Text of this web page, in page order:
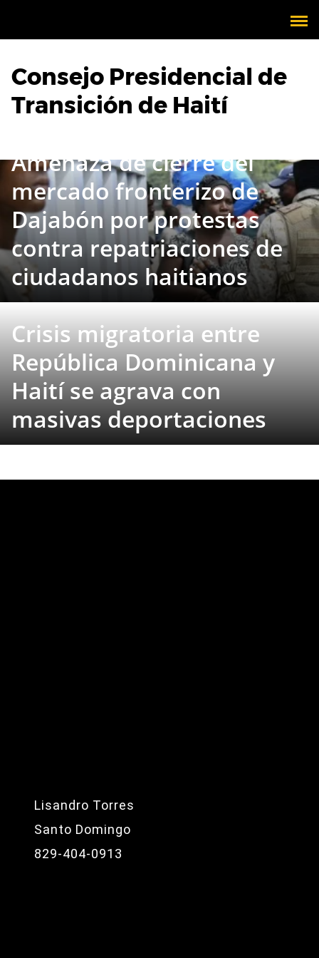
Consejo Presidencial de
Transición de Haití
Amenaza de cierre del
mercado fronterizo de
Dajabón por protestas
contra repatriaciones de
ciudadanos haitianos
Crisis migratoria entre
República Dominicana y
Haití se agrava con
masivas deportaciones
Lisandro Torres
Santo Domingo
829-404-0913